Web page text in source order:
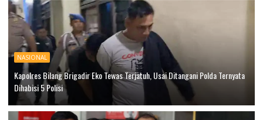
NASIONAL
Kapolres Bilang Brigadir Eko Tewas Terjatuh, Usai Ditangani Polda Ternyata
Dihabisi 5 Polisi